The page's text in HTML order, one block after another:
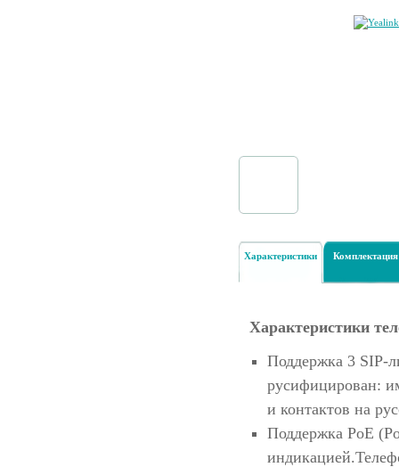
Характеристики Комплектация
Характеристики
Поддержка 3 SIP-
русифицирован:
и контактов на
Поддержка РоЕ